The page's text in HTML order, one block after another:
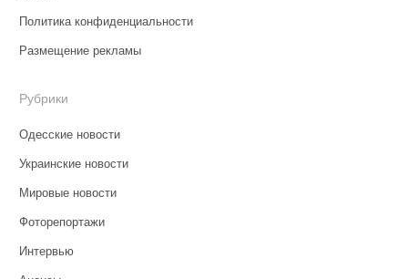
Политика конфиденциальности
Размещение рекламы
Рубрики
Одесские новости
Украинские новости
Мировые новости
Фоторепортажи
Интервью